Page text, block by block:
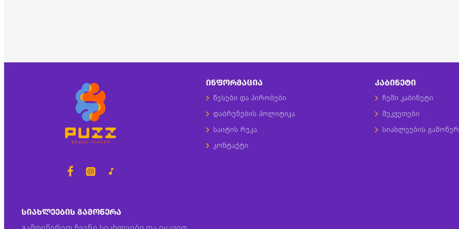
ᲘᲜᲤᲝᲠᲛᲐᲪᲘᲐ
წესები და პირობები
დაბრუნების პოლიტიკა
საიტის რუკა
კონტაქტი
ᲙᲐᲑᲘᲜᲔᲢᲘ
ჩემი კაბინეტი
შეკვეთები
სიახლეების
ᲡᲘᲐᲮᲚᲔᲔᲑᲘᲡ ᲒᲐᲛᲝᲬᲔᲠᲐ